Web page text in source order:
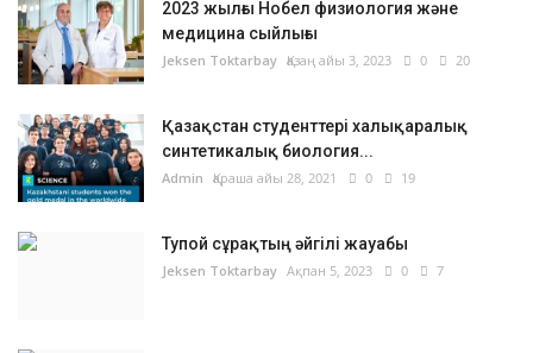
2023 жылғы Нобел физиология және
медицина сыйлығы
Jeksen Toktarbay Қазаң айы 3, 2023 0 20
Қазақстан студенттері халықаралық
синтетикалық биология...
Admin Қараша айы 28, 2021 0 19
Тупой сұрақтың әйгілі жауабы
Jeksen Toktarbay Ақпан 5, 2023 0 7